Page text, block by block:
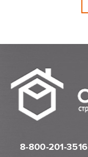
8-800-201-3516